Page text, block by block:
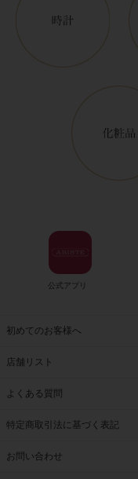
公式アプリ
初めてのお客様へ
店舗リスト
よくある質問
特定商取引法に基づく表記
お問い合わせ